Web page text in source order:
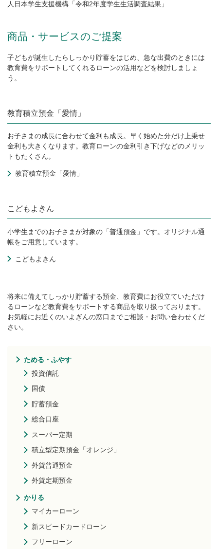
人日本学生支援機構「令和2年度学生生活調査結果」
商品・サービスのご提案
子どもが誕生したらしっかり貯蓄をはじめ、急な出費のときには
教育費をサポートしてくれるローンの活用などを検討しましょ
う。
教育積立預金「愛情」
お子さまの成長に合わせて金利も成長。早く始めた分だけ上乗せ
金利も大きくなります。教育ローンの金利引き下げなどのメリッ
トもたくさん。
教育積立預金「愛情」
こどもよきん
小学生までのお子さまが対象の「普通預金」です。オリジナル通
帳をご用意しています。
こどもよきん
将来に備えてしっかり貯蓄する預金、教育費にお役立ていただけ
るローンなど教育費をサポートする商品を取り扱っております。
お気軽にお近くのいよぎんの窓口までご相談・お問い合わせくだ
さい。
ためる・ふやす
投資信託
国債
貯蓄預金
総合口座
スーパー定期
積立型定期預金「オレンジ」
外貨普通預金
外貨定期預金
かりる
マイカーローン
新スピードカードローン
フリーローン